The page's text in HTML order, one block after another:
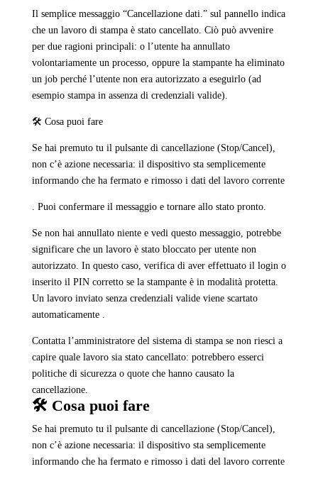
Il semplice messaggio “Cancellazione dati.” sul pannello indica
che un lavoro di stampa è stato cancellato. Ciò può avvenire
per due ragioni principali: o l’utente ha annullato
volontariamente un processo, oppure la stampante ha eliminato
un job perché l’utente non era autorizzato a eseguirlo (ad
esempio stampa in assenza di credenziali valide).
🛠 Cosa puoi fare
Se hai premuto tu il pulsante di cancellazione (Stop/Cancel),
non c’è azione necessaria: il dispositivo sta semplicemente
informando che ha fermato e rimosso i dati del lavoro corrente
. Puoi confermare il messaggio e tornare allo stato pronto.
Se non hai annullato niente e vedi questo messaggio, potrebbe
significare che un lavoro è stato bloccato per utente non
autorizzato. In questo caso, verifica di aver effettuato il login o
inserito il PIN corretto se la stampante è in modalità protetta.
Un lavoro inviato senza credenziali valide viene scartato
automaticamente .
Contatta l’amministratore del sistema di stampa se non riesci a
capire quale lavoro sia stato cancellato: potrebbero esserci
politiche di sicurezza o quote che hanno causato la
cancellazione.
🛠️ Cosa puoi fare
Se hai premuto tu il pulsante di cancellazione (Stop/Cancel),
non c’è azione necessaria: il dispositivo sta semplicemente
informando che ha fermato e rimosso i dati del lavoro corrente